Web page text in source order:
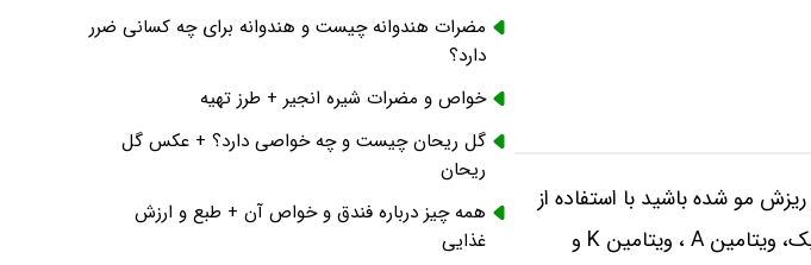
مو شده باشید با استفاده از
بذر شنبلیله می توانید همه املاح لازم را دریافت کنید. دانه های شنبلیله غنی از اسید فولیک، ویتامین A ، ویتامین K و
مضرات هندوانه چیست و هندوانه برای چه کسانی ضرر
دارد؟
خواص و مضرات شیره انجیر + طرز تهیه
گل ریحان چیست و چه خواصی دارد؟ + عکس گل
ریحان
همه چیز درباره فندق و خواص آن + طبع و ارزش
غذایی